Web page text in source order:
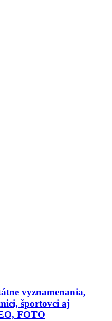
vyznamenania,
športovci aj
FOTO